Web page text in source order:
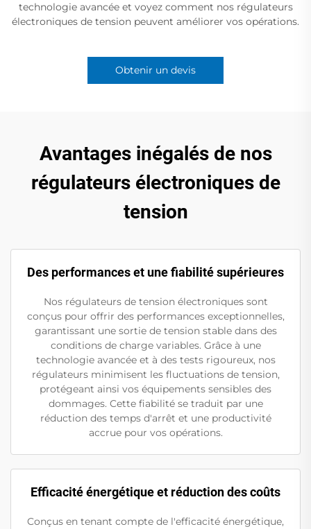
technologie avancée et voyez comment nos régulateurs
électroniques de tension peuvent améliorer vos opérations.
Obtenir un devis
Avantages inégalés de nos
régulateurs électroniques de
tension
Des performances et une fiabilité supérieures
Nos régulateurs de tension électroniques sont
conçus pour offrir des performances exceptionnelles,
garantissant une sortie de tension stable dans des
conditions de charge variables. Grâce à une
technologie avancée et à des tests rigoureux, nos
régulateurs minimisent les fluctuations de tension,
protégeant ainsi vos équipements sensibles des
dommages. Cette fiabilité se traduit par une
réduction des temps d'arrêt et une productivité
accrue pour vos opérations.
Efficacité énergétique et réduction des coûts
Conçus en tenant compte de l'efficacité énergétique,